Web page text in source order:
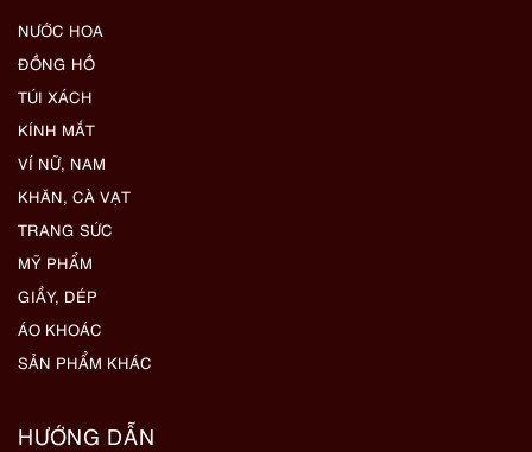
NƯỚC HOA
ĐỒNG HỒ
TÚI XÁCH
KÍNH MẮT
VÍ NỮ, NAM
KHĂN, CÀ VẠT
TRANG SỨC
MỸ PHẨM
GIẦY, DÉP
ÁO KHOÁC
SẢN PHẨM KHÁC
HƯỚNG DẪN